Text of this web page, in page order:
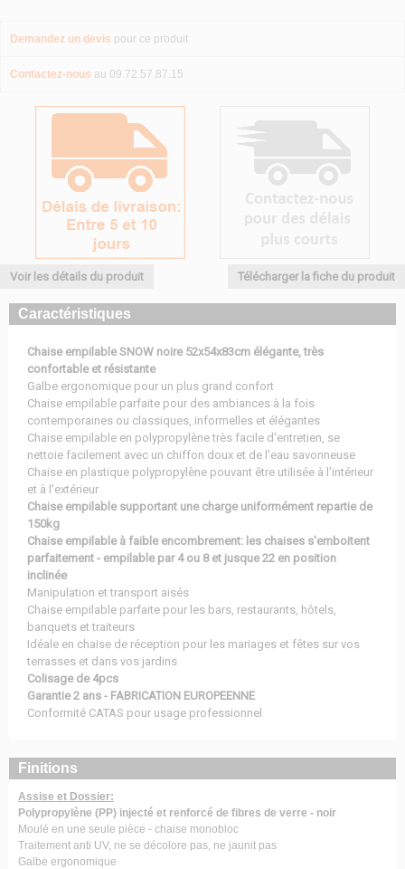
Demandez un devis pour ce produit
Contactez-nous au 09.72.57.87.15
Voir les détails du produit Télécharger la fiche du produit
Caractéristiques
Chaise empilable SNOW noire 52x54x83cm élégante, très
confortable et résistante
Galbe ergonomique pour un plus grand confort
Chaise empilable parfaite pour des ambiances à la fois
contemporaines ou classiques, informelles et élégantes
Chaise empilable en polypropylène très facile d'entretien, se
nettoie facilement avec un chiffon doux et de l'eau savonneuse
Chaise en plastique polypropylène pouvant être utilisée à l'intérieur
et à l'extérieur
Chaise empilable supportant une charge uniformément repartie de
150kg
Chaise empilable à faible encombrement: les chaises s'emboitent
parfaitement - empilable par 4 ou 8 et jusque 22 en position
inclinée
Manipulation et transport aisés
Chaise empilable parfaite pour les bars, restaurants, hôtels,
banquets et traiteurs
Idéale en chaise de réception pour les mariages et fêtes sur vos
terrasses et dans vos jardins
Colisage de 4pcs
Garantie 2 ans - FABRICATION EUROPEENNE
Conformité CATAS pour usage professionnel
Finitions
Assise et Dossier:
Polypropylène (PP) injecté et renforcé de fibres de verre - noir
Moulé en une seule pièce - chaise monobloc
Traitement anti UV, ne se décolore pas, ne jaunit pas
Galbe ergonomique